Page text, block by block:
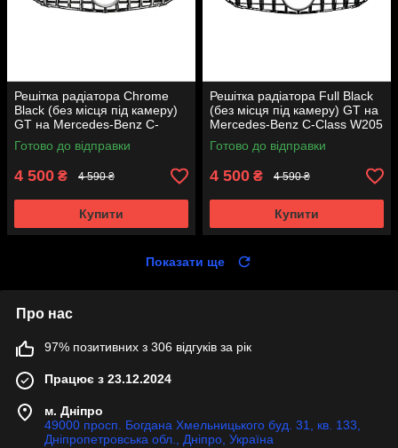
Решітка радіатора Chrome
Black (без місця під камеру)
GT на Mercedes-Benz C-
Class W205 2014-2018 року
Готово до відправки
4 500 ₴ 4 590 ₴
Купити
Решітка радіатора Full Black
(без місця під камеру) GT на
Mercedes-Benz C-Class W205
2014-2018 року
Готово до відправки
4 500 ₴ 4 590 ₴
Купити
Показати ще
Про нас
97% позитивних з 306 відгуків за рік
Працює з 23.12.2024
м. Дніпро
49000 просп. Богдана Хмельницького буд. 31, кв. 133,
Дніпропетровська обл., Дніпро, Україна